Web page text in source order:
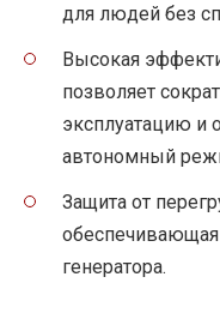
для людей без
Высокая
позволяет
эксплуатацию и
автономный
Защита от
генератора.